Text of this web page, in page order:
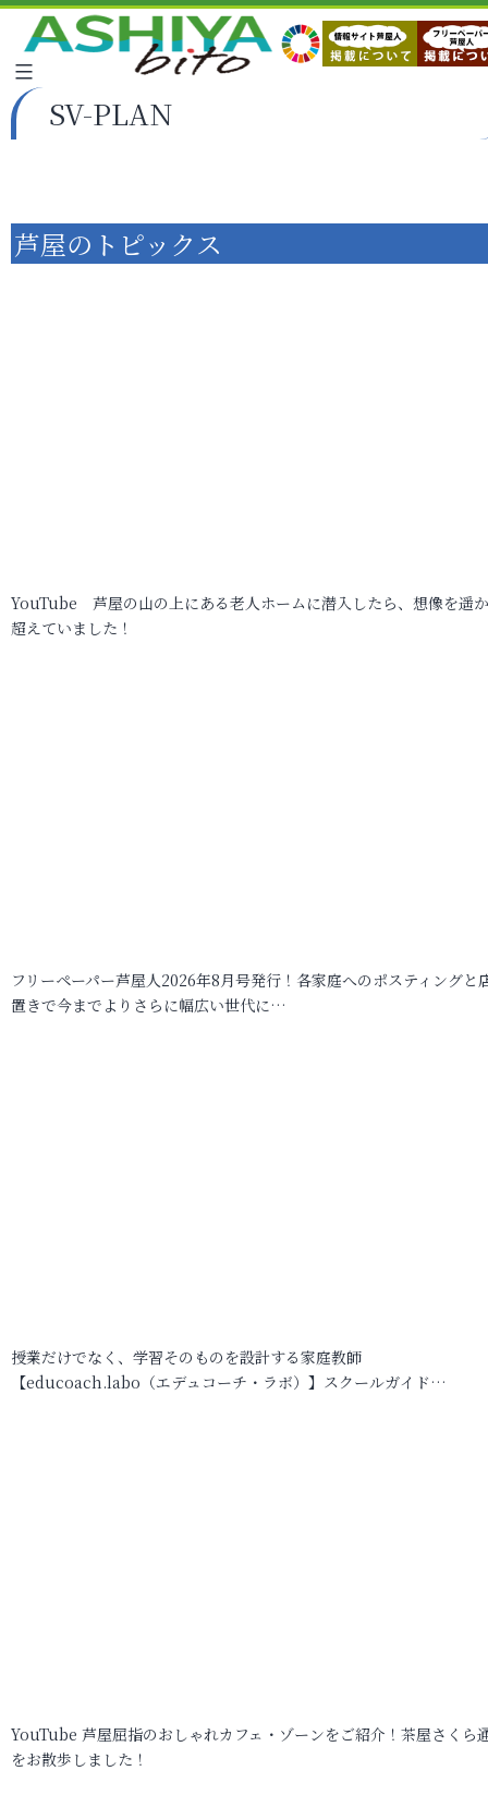
SV-PLAN
芦屋のトピックス
YouTube 芦屋の山の上にある老人ホームに潜入したら、想像を遥
超えていました！
フリーペーパー芦屋人2026年8月号発行！各家庭へのポスティングと
置きで今までよりさらに幅広い世代に…
授業だけでなく、学習そのものを設計する家庭教師
【educoach.labo（エデュコーチ・ラボ）】スクールガイド…
YouTube 芦屋屈指のおしゃれカフェ・ゾーンをご紹介！茶屋さくら
をお散歩しました！